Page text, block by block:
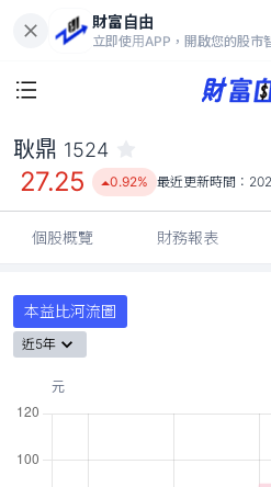
財富自由
立即使用APP，開啟您的股市
27.25
0.92%
耿鼎 1524
27.25 0.92% 最近更新時間：
個股概覽 財務報表
本益比河流圖
近5年